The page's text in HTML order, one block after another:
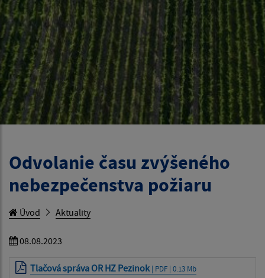
Odvolanie času zvýšeného
nebezpečenstva požiaru
Úvod Aktuality
08.08.2023
Tlačová správa OR HZ Pezinok | PDF | 0.13 Mb